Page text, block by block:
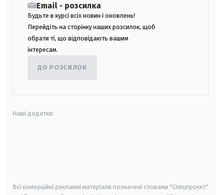
Email - розсилка
Будьте в курсі всіх новин і оновлень!
Перейдіть на сторінку наших розсилок, щоб
обрати ті, що відповідають вашим
інтересам.
ДО РОЗСИЛОК
Наші додатки:
Всі комерційні рекламні матеріали позначені словами "Спецпроєкт"